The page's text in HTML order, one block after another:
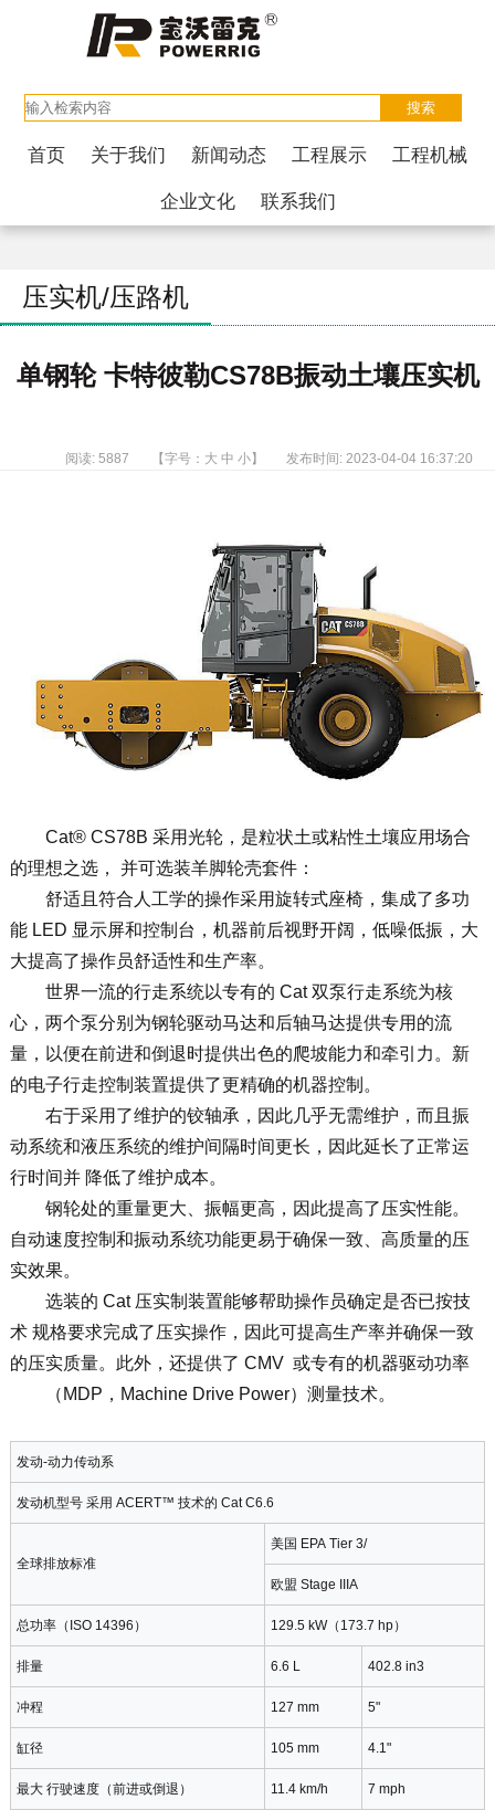
首页 关于我们 新闻动态 工程展示 工程机械
企业文化 联系我们
压实机/压路机
单钢轮 卡特彼勒CS78B振动土壤压实机
发布时间: 2023-04-04 16:37:20
【字号： 大 中 小】
阅读: 5887
Cat® CS78B 采用光轮，是粒状土或粘性土壤应用场合
的理想之选， 并可选装羊脚轮壳套件：
舒适且符合人工学的操作采用旋转式座椅，集成了多功
能 LED 显示屏和控制台，机器前后视野开阔，低噪低振，大
大提高了操作员舒适性和生产率。
世界一流的行走系统以专有的 Cat 双泵行走系统为核
心，两个泵分别为钢轮驱动马达和后轴马达提供专用的流
量，以便在前进和倒退时提供出色的爬坡能力和牵引力。新
的电子行走控制装置提供了更精确的机器控制。
右于采用了维护的铰轴承，因此几乎无需维护，而且振
动系统和液压系统的维护间隔时间更长，因此延长了正常运
行时间并 降低了维护成本。
钢轮处的重量更大、振幅更高，因此提高了压实性能。
自动速度控制和振动系统功能更易于确保一致、高质量的压
实效果。
选装的 Cat 压实制装置能够帮助操作员确定是否已按技
术 规格要求完成了压实操作，因此可提高生产率并确保一致
的压实质量。此外，还提供了 CMV 或专有的机器驱动功率
（MDP，Machine Drive Power）测量技术。
发动-动力传动系
发动机型号 采用 ACERT™ 技术的 Cat C6.6
全球排放标准
美国 EPA Tier 3/
欧盟 Stage IIIA
总功率（ISO 14396） 129.5 kW（173.7 hp）
排量 6.6 L 402.8 in3
冲程 127 mm 5"
缸径 105 mm 4.1"
最大 行驶速度（前进或倒退） 11.4 km/h 7 mph